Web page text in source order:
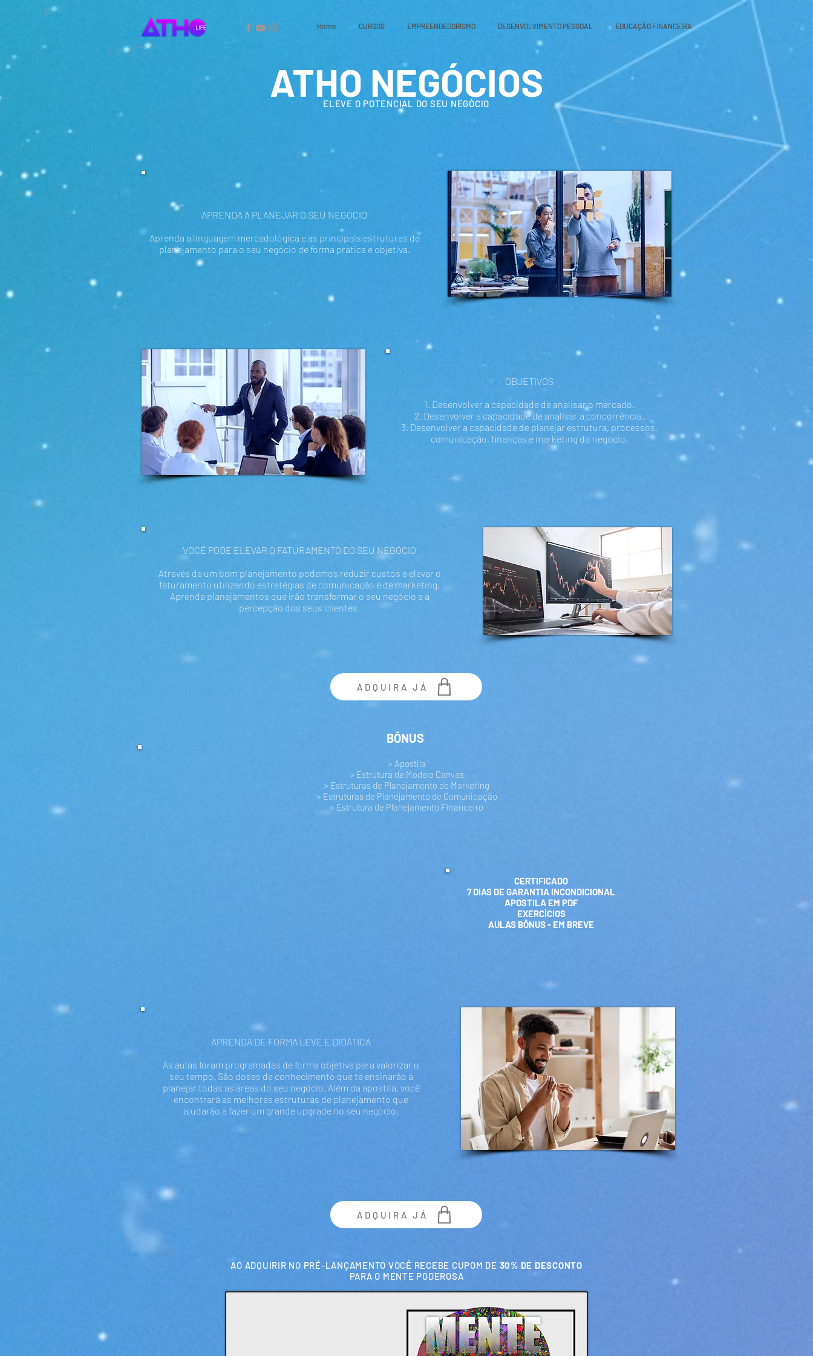
Home CURSOS EMPREENDEDORISMO DESENVOLVIMENTO PESSOAL EDUCAÇÃO FINANCEIRA
ATHO NEGÓCIOS
ELEVE O POTENCIAL DO SEU NEGÓCIO
APRENDA A PLANEJAR O SEU NEGÓCIO
Aprenda a linguagem mercadológica e as principais estruturas de
planejamento para o seu negócio de forma prática e objetiva.
OBJETIVOS
1. Desenvolver a capacidade de analisar o mercado.
2. Desenvolver a capacidade de analisar a concorrência.
3. Desenvolver a capacidade de planejar estrutura, processos,
comunicação, finanças e marketing do negócio.
VOCÊ PODE ELEVAR O FATURAMENTO DO SEU NEGÓCIO
Através de um bom planejamento podemos reduzir custos e elevar o
faturamento utilizando estratégias de comunicação e de marketing.
Aprenda planejamentos que irão transformar o seu negócio e a
percepção dos seus clientes.
ADQUIRA JÁ
BÔNUS
> Apostila
> Estrutura de Modelo Canvas
> Estruturas de Planejamento de Marketing
> Estruturas de Planejamento de Comunicação
> Estrutura de Planejamento Financeiro
CERTIFICADO
7 DIAS DE GARANTIA INCONDICIONAL
APOSTILA EM PDF
EXERCÍCIOS
AULAS BÔNUS - EM BREVE
APRENDA DE FORMA LEVE E DIDÁTICA
As aulas foram programadas de forma objetiva para valorizar o
seu tempo. São doses de conhecimento que te ensinarão a
planejar todas as áreas do seu negócio. Além da apostila, você
encontrará as melhores estruturas de planejamento que
ajudarão a fazer um grande upgrade no seu negócio.
ADQUIRA JÁ
AO ADQUIRIR NO PRÉ-LANÇAMENTO VOCÊ RECEBE CUPOM DE 30% DE DESCONTO
PARA O MENTE PODEROSA